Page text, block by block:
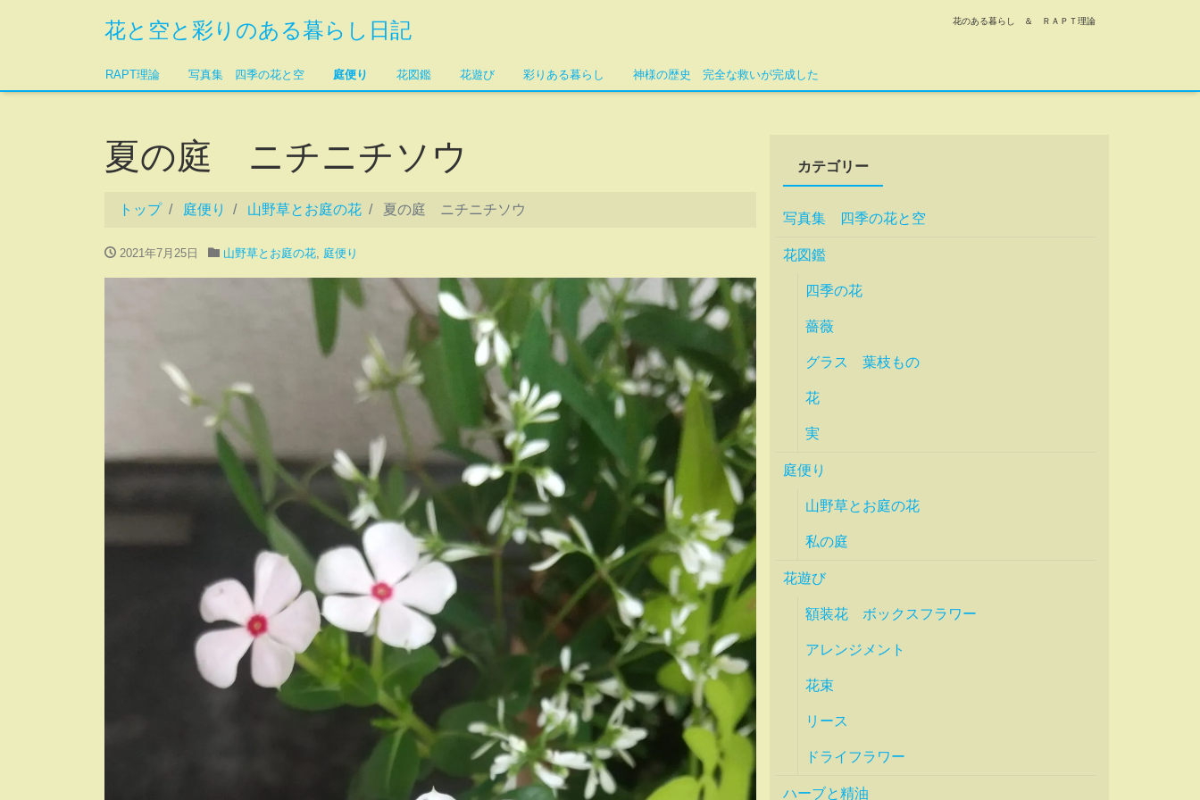
花と空と彩りのある暮らし日記 花のある暮らし ＆ ＲＡＰＴ理論
RAPT理論 写真集 四季の花と空 庭便り 花図鑑 花遊び 彩りある暮らし 神様の歴史 完全な救いが完成した
夏の庭 ニチニチソウ
トップ 庭便り 山野草とお庭の花 夏の庭 ニチニチソウ
2021年7月25日 山野草とお庭の花, 庭便り
カテゴリー
写真集 四季の花と空
花図鑑
四季の花
薔薇
グラス 葉枝もの
花
実
庭便り
山野草とお庭の花
私の庭
花遊び
額装花 ボックスフラワー
アレンジメント
花束
リース
ドライフラワー
ハーブと精油